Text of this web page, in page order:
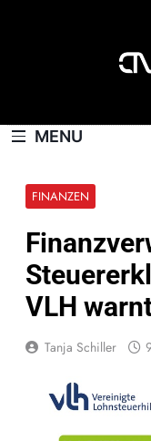
MENU
FINANZEN
VLH
Tanja Schiller